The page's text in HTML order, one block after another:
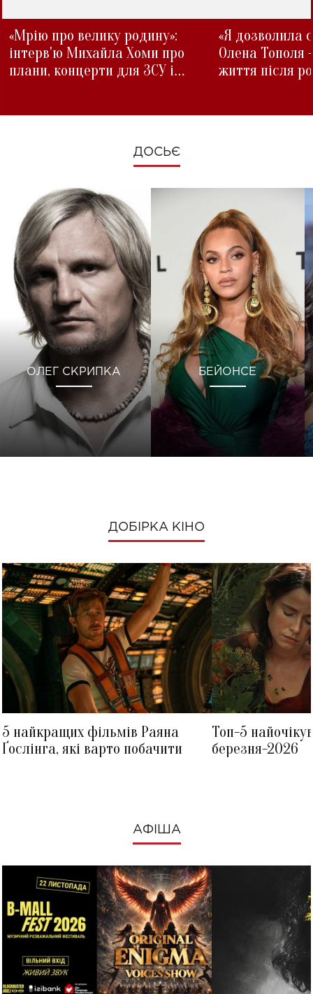
«Мрію про велику родину»:
інтерв'ю Михайла Хоми про
плани, концерти для ЗСУ і
«Я дозволила
Олена Тополя
життя після
ДОСЬЄ
ОЛЕГ СКРИПКА БЕЙОНСЕ
ДОБІРКА КІНО
5 найкращих фільмів Раяна
Ґослінга, які варто побачити
Топ-5
березня-2026
АФІША